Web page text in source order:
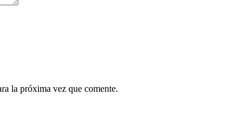
la próxima vez que comente.